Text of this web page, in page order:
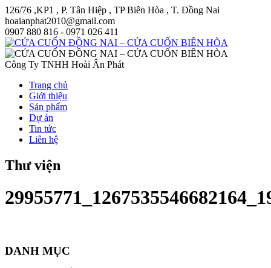
126/76 ,KP1 , P. Tân Hiệp , TP Biên Hòa , T. Đồng Nai
hoaianphat2010@gmail.com
0907 880 816 - 0971 026 411
Công Ty TNHH Hoài Ân Phát
Trang chủ
Giới thiệu
Sản phẩm
Dự án
Tin tức
Liên hệ
Thư viện
DANH MỤC